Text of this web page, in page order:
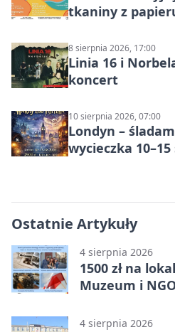
tkaniny z
8 sierpnia 2026, 17:00
Linia 16 i
koncert
10 sierpnia 2026, 07:00
Londyn –
wycieczka
Ostatnie Artykuły
4 sierpnia 2026
1500 zł na
Muzeum i
4 sierpnia 2026